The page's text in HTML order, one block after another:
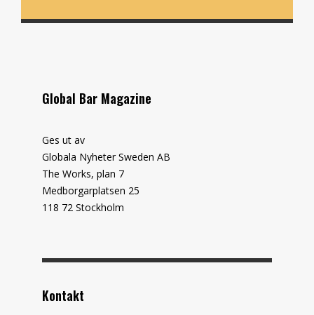
Global Bar Magazine
Ges ut av
Globala Nyheter Sweden AB
The Works, plan 7
Medborgarplatsen 25
118 72 Stockholm
Kontakt